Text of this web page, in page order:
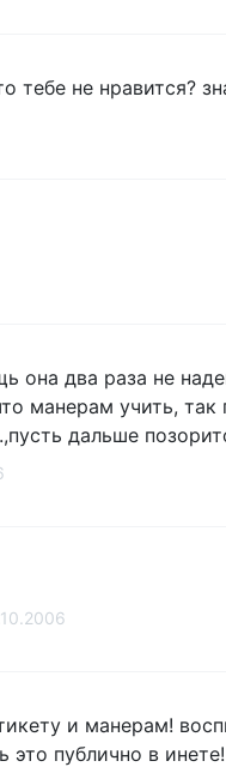
не нравится?
она два раза не
манерам учить,
дальше
и манерам!
это публично в